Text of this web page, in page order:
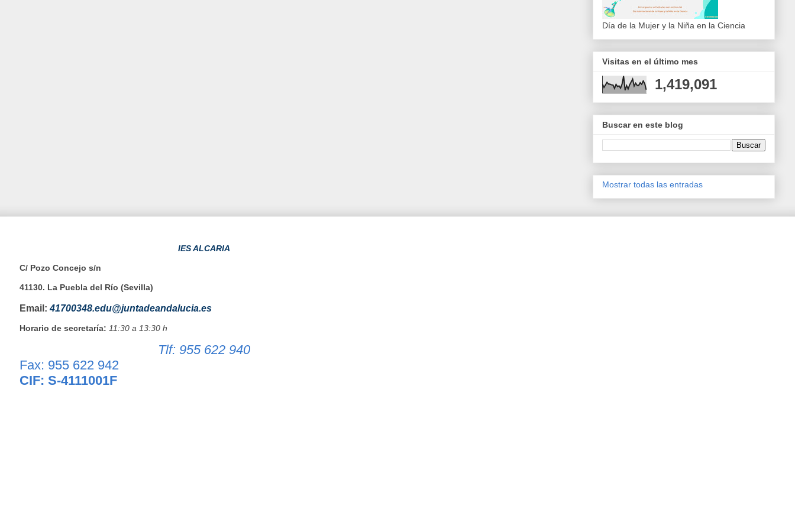
Día de la Mujer y la Niña en la Ciencia
Visitas en el último mes
1,419,091
Buscar en este blog
Mostrar todas las entradas
IES ALCARIA
C/ Pozo Concejo s/n
41130. La Puebla del Río (Sevilla)
Email:41700348.edu@juntadeandalucia.es
Horario de secretaría: 11:30 a 13:30 h
Tlf: 955 622 940
Fax: 955 622 942
CIF: S-4111001F